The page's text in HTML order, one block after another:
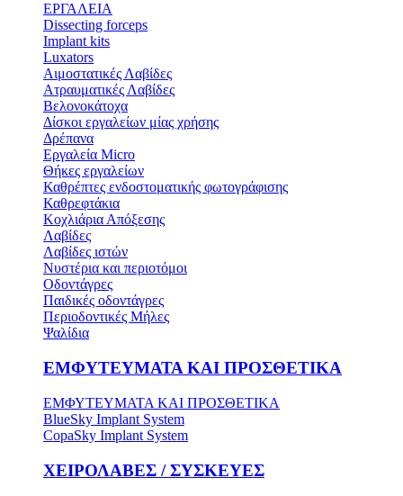
ΕΡΓΑΛΕΙΑ
Dissecting forceps
Implant kits
Luxators
Αιμοστατικές Λαβίδες
Ατραυματικές Λαβίδες
Βελονοκάτοχα
Δίσκοι εργαλείων μίας χρήσης
Δρέπανα
Εργαλεία Micro
Θήκες εργαλείων
Καθρέπτες ενδοστοματικής φωτογράφισης
Καθρεφτάκια
Κοχλιάρια Απόξεσης
Λαβίδες
Λαβίδες ιστών
Νυστέρια και περιοτόμοι
Οδοντάγρες
Παιδικές οδοντάγρες
Περιοδοντικές Μήλες
Ψαλίδια
ΕΜΦΥΤΕΥΜΑΤΑ ΚΑΙ ΠΡΟΣΘΕΤΙΚΑ
ΕΜΦΥΤΕΥΜΑΤΑ ΚΑΙ ΠΡΟΣΘΕΤΙΚΑ
BlueSky Implant System
CopaSky Implant System
ΧΕΙΡΟΛΑΒΕΣ / ΣΥΣΚΕΥΕΣ